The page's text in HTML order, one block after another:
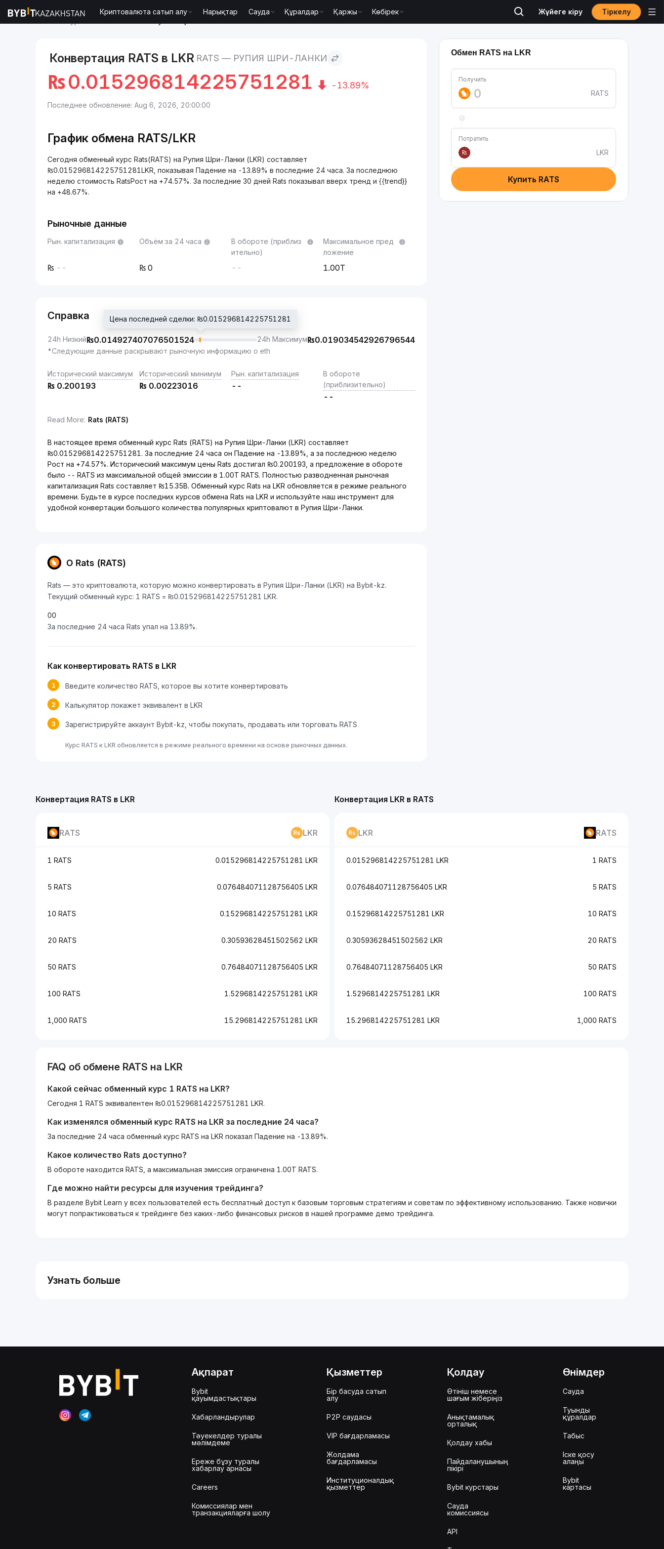
Криптовалюта сатып алу Нарықтар Сауда Құралдар Қаржы Көбірек Жүйеге кіру Тіркелу
Конвертация RATS в LKR RATS — РУПИЯ ШРИ-ЛАНКИ
₨0.015296814225751281 -13.89%
Последнее обновление: Aug 6, 2026, 20:00:00
График обмена RATS/LKR
Сегодня обменный курс Rats(RATS) на Рупия Шри-Ланки (LKR) составляет
₨0.015296814225751281LKR, показывая Падение на -13.89% в последние 24 часа. За последнюю
неделю стоимость RatsРост на +74.57%. За последние 30 дней Rats показывал вверх тренд и {{trend}}
на +48.67%.
Рыночные данные
Рын. капитализация
--
Объём за 24 часа
0
В обороте (приблиз
ительно)
--
Максимальное пред
ложение
1.00T
Справка
24h Низкий₨0.014927407076501524
Цена последней сделки: ₨0.015296814225751281
24h Максимум₨0.019034542926796544
*Следующие данные раскрывают рыночную информацию о eth
Исторический максимум
₨ 0.200193
Исторический минимум
₨ 0.00223016
Рын. капитализация
--
В обороте
(приблизительно)
--
Read More: Rats (RATS)
В настоящее время обменный курс Rats (RATS) на Рупия Шри-Ланки (LKR) составляет
₨0.015296814225751281. За последние 24 часа он Падение на -13.89%, а за последнюю неделю
Рост на +74.57%. Исторический максимум цены Rats достигал ₨0.200193, а предложение в обороте
было -- RATS из максимальной общей эмиссии в 1.00T RATS. Полностью разводненная рыночная
капитализация Rats составляет ₨15.35B. Обменный курс Rats на LKR обновляется в режиме реального
времени. Будьте в курсе последних курсов обмена Rats на LKR и используйте наш инструмент для
удобной конвертации большого количества популярных криптовалют в Рупия Шри-Ланки.
О Rats (RATS)
Rats — это криптовалюта, которую можно конвертировать в Рупия Шри-Ланки (LKR) на Bybit-kz.
Текущий обменный курс: 1 RATS = ₨0.015296814225751281 LKR.
00
За последние 24 часа Rats упал на 13.89%.
Как конвертировать RATS в LKR
1 Введите количество RATS, которое вы хотите конвертировать
2 Калькулятор покажет эквивалент в LKR
3 Зарегистрируйте аккаунт Bybit-kz, чтобы покупать, продавать или торговать RATS
Курс RATS к LKR обновляется в режиме реального времени на основе рыночных данных.
Обмен RATS на LKR
Получить
RATS
Потратить
₨
LKR
Купить RATS
Конвертация RATS в LKR
RATS LKR
1 RATS 0.015296814225751281 LKR
5 RATS 0.076484071128756405 LKR
10 RATS 0.15296814225751281 LKR
20 RATS 0.30593628451502562 LKR
50 RATS 0.76484071128756405 LKR
100 RATS 1.5296814225751281 LKR
1,000 RATS 15.296814225751281 LKR
Конвертация LKR в RATS
LKR RATS
0.015296814225751281 LKR 1 RATS
0.076484071128756405 LKR 5 RATS
0.15296814225751281 LKR 10 RATS
0.30593628451502562 LKR 20 RATS
0.76484071128756405 LKR 50 RATS
1.5296814225751281 LKR 100 RATS
15.296814225751281 LKR 1,000 RATS
FAQ об обмене RATS на LKR
Какой сейчас обменный курс 1 RATS на LKR?
Сегодня 1 RATS эквивалентен ₨0.015296814225751281 LKR.
Как изменялся обменный курс RATS на LKR за последние 24 часа?
За последние 24 часа обменный курс RATS на LKR показал Падение на -13.89%.
Какое количество Rats доступно?
В обороте находится RATS, а максимальная эмиссия ограничена 1.00T RATS.
Где можно найти ресурсы для изучения трейдинга?
В разделе Bybit Learn у всех пользователей есть бесплатный доступ к базовым торговым стратегиям и советам по эффективному использованию. Также новички
могут попрактиковаться к трейдинге без каких-либо финансовых рисков в нашей программе демо трейдинга.
Узнать больше
Ақпарат
Bybit
қауымдастықтары
Хабарландырулар
Тәуекелдер туралы
мәлімдеме
Ереже бұзу туралы
хабарлау арнасы
Careers
Комиссиялар мен
транзакцияларға шолу
Қызметтер
Бір басуда сатып
алу
P2P саудасы
VIP бағдарламасы
Жолдама
бағдарламасы
Институционалдық
қызметтер
Қолдау
Өтініш немесе
шағым жіберіңіз
Анықтамалық
орталық
Қолдау хабы
Пайдаланушының
пікірі
Bybit курстары
Сауда
комиссиясы
API
Өнімдер
Сауда
Туынды
құралдар
Табыс
Іске қосу
алаңы
Bybit
картасы